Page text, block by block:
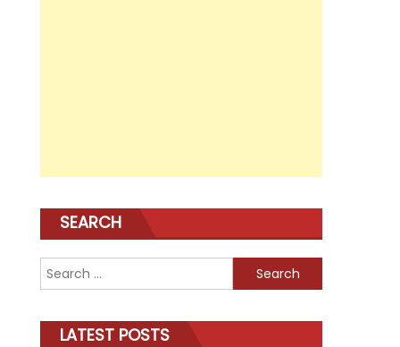
SEARCH
Search
for:
LATEST POSTS